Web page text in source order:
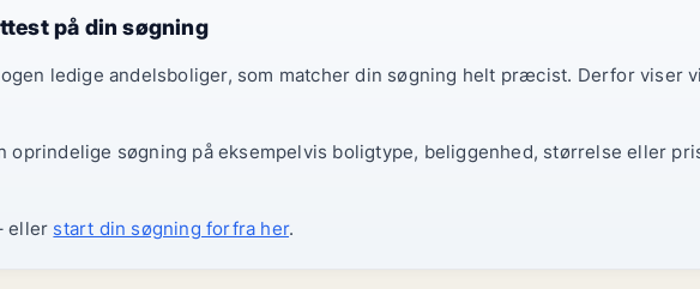
på din søgning
ledige andelsboliger, som matcher din søgning helt præcist. Derfor viser
oprindelige søgning på eksempelvis boligtype, beliggenhed, størrelse eller
eller start din søgning forfra her.